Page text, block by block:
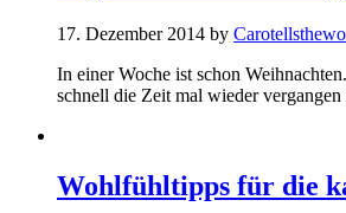
17. Dezember 2014 by
In einer Woche ist schon
schnell die Zeit mal wieder
Wohlfühltipps für die